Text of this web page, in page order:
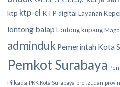
ktp ktp-el KTP digital Layanan
lontong balap Lontong kupang
adminduk Pemerintah Kota
Pemkot Surabaya
Pilkada PKK Kota Surabaya prof. zudan